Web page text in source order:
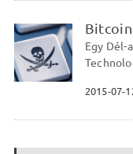
Egy Dél-
2015-07-